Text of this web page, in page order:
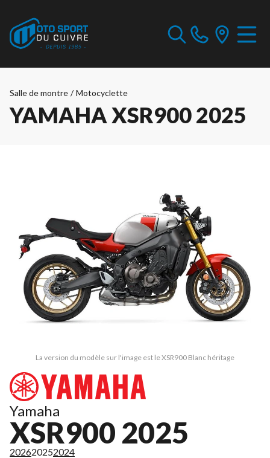
Salle de montre / Motocyclette
YAMAHA XSR900 2025
La version du modèle sur l'image est le XSR900 Blanc héritage
Yamaha
XSR900 2025
202620252024